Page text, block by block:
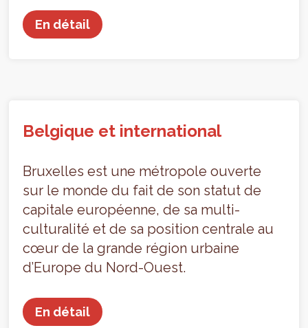
En détail
Belgique et international
Bruxelles est une métropole ouverte
sur le monde du fait de son statut de
capitale européenne, de sa multi-
culturalité et de sa position centrale au
cœur de la grande région urbaine
d’Europe du Nord-Ouest.
En détail